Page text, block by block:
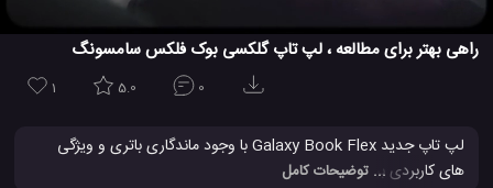
00:28
راهی بهتر برای مطالعه ، لپ تاپ گلکسی بوک فلکس سامسونگ
1 5.0 0
لپ تاپ جدید Galaxy Book Flex با وجود ماندگاری باتری و ویژگی
... توضیحات کامل